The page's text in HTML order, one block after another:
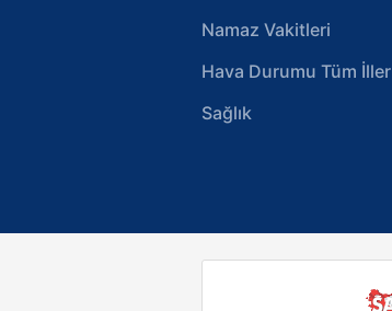
Namaz Vakitleri
Hava Durumu Tüm İller
Sağlık